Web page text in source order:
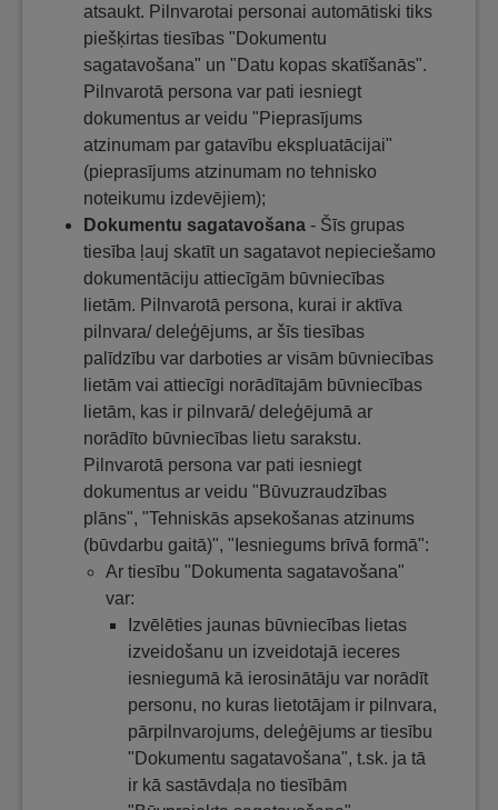
atsaukt. Pilnvarotai personai automātiski tiks
piešķirtas tiesības "Dokumentu
sagatavošana" un "Datu kopas skatīšanās".
Pilnvarotā persona var pati iesniegt
dokumentus ar veidu "Pieprasījums
atzinumam par gatavību ekspluatācijai"
(pieprasījums atzinumam no tehnisko
noteikumu izdevējiem);
Dokumentu sagatavošana - Šīs grupas
tiesība ļauj skatīt un sagatavot nepieciešamo
dokumentāciju attiecīgām būvniecības
lietām. Pilnvarotā persona, kurai ir aktīva
pilnvara/ deleģējums, ar šīs tiesības
palīdzību var darboties ar visām būvniecības
lietām vai attiecīgi norādītajām būvniecības
lietām, kas ir pilnvarā/ deleģējumā ar
norādīto būvniecības lietu sarakstu.
Pilnvarotā persona var pati iesniegt
dokumentus ar veidu "Būvuzraudzības
plāns", "Tehniskās apsekošanas atzinums
(būvdarbu gaitā)", "Iesniegums brīvā formā":
Ar tiesību "Dokumenta sagatavošana"
var:
Izvēlēties jaunas būvniecības lietas
izveidošanu un izveidotajā ieceres
iesniegumā kā ierosinātāju var norādīt
personu, no kuras lietotājam ir pilnvara,
pārpilnvarojums, deleģējums ar tiesību
"Dokumentu sagatavošana", t.sk. ja tā
ir kā sastāvdaļa no tiesībām